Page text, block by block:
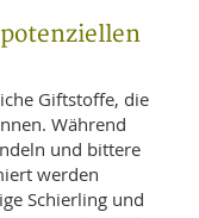
Giftstoffe, die
Während
und bittere
werden
Schierling und